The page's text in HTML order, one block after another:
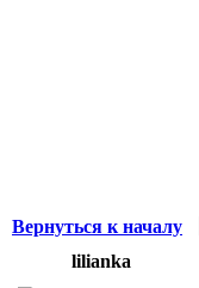
Вернуться к началу
lilianka